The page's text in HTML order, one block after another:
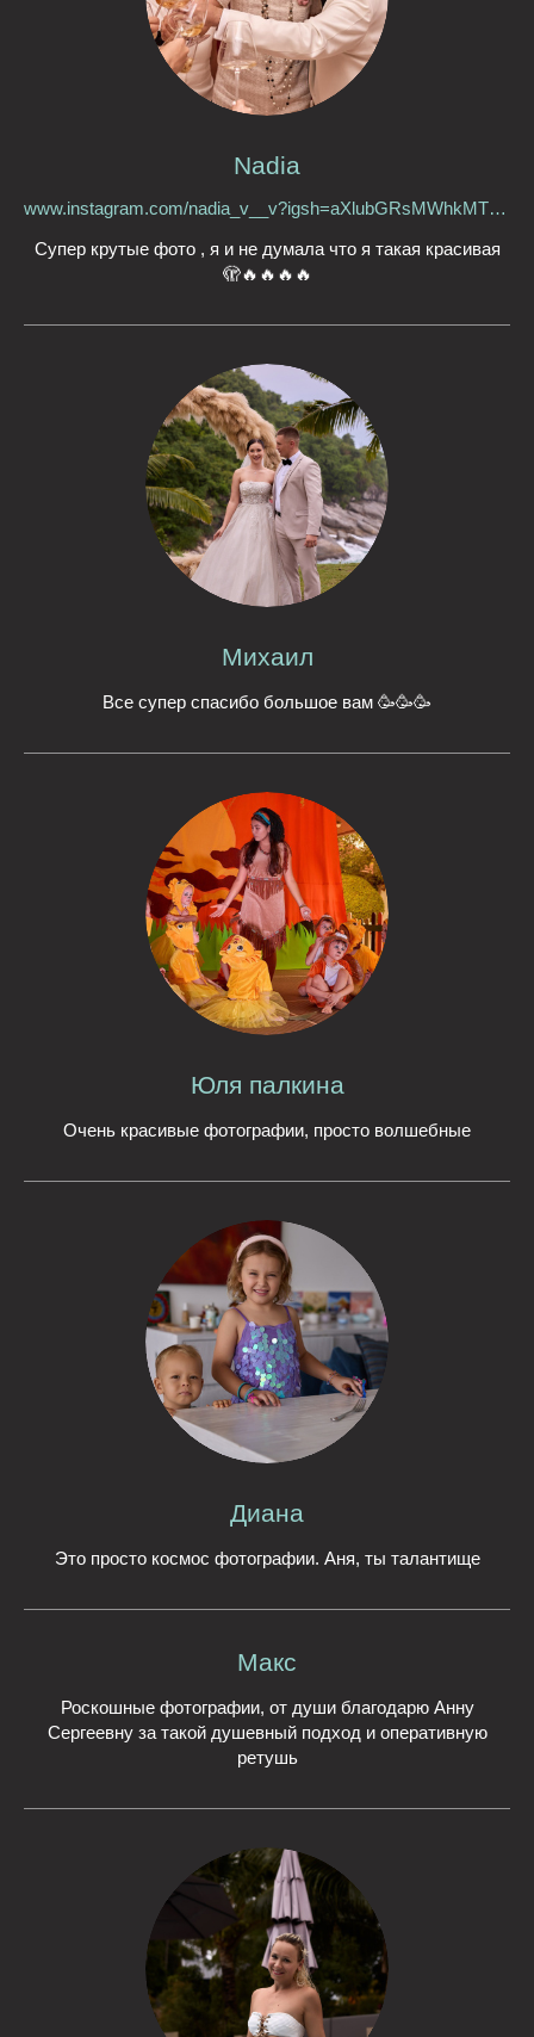
Nadia
www.instagram.com/nadia_v__v?igsh=aXlubGRsMWhkMTVv&utm_source=qr
Супер крутые фото , я и не думала что я такая красивая
🫣🔥🔥🔥🔥
Михаил
Все супер спасибо большое вам 🥳🥳🥳
Юля палкина
Очень красивые фотографии, просто волшебные
Диана
Это просто космос фотографии. Аня, ты талантище
Макс
Роскошные фотографии, от души благодарю Анну
Сергеевну за такой душевный подход и оперативную
ретушь